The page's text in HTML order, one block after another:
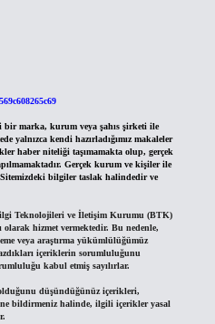
bir marka, kurum veya şahıs şirketi ile
yalnızca kendi hazırladığımız makaleler
haber niteliği taşımamakta olup, gerçek
Gerçek kurum ve kişiler ile
bilgiler taslak halindedir ve
Teknolojileri ve İletişim Kurumu (BTK)
olarak hizmet vermektedir. Bu nedenle,
veya araştırma yükümlülüğümüz
içeriklerin sorumluluğunu
kabul etmiş sayılırlar.
düşündüğünüz içerikleri,
bildirmeniz halinde, ilgili içerikler yasal